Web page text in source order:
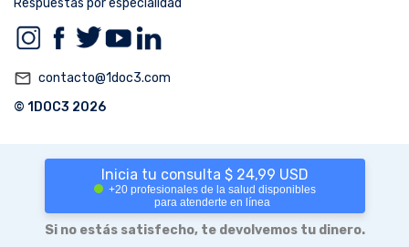
Inicia tu consulta $ 24,99 USD
+20 profesionales de la salud disponibles
para atenderte en línea
Si no estás satisfecho, te devolvemos tu dinero.
mail_outline contacto@1doc3.com
© 1DOC3 2026